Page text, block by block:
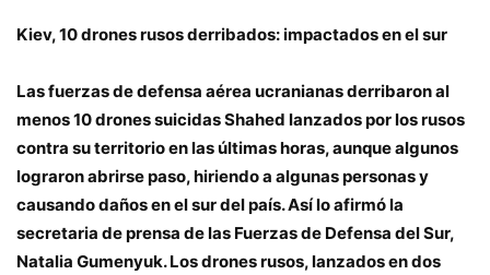
Kiev, 10 drones rusos derribados: impactados en el sur
Las fuerzas de defensa aérea ucranianas derribaron al
menos 10 drones suicidas Shahed lanzados por los rusos
contra su territorio en las últimas horas, aunque algunos
lograron abrirse paso, hiriendo a algunas personas y
causando daños en el sur del país. Así lo afirmó la
secretaria de prensa de las Fuerzas de Defensa del Sur,
Natalia Gumenyuk. Los drones rusos, lanzados en dos